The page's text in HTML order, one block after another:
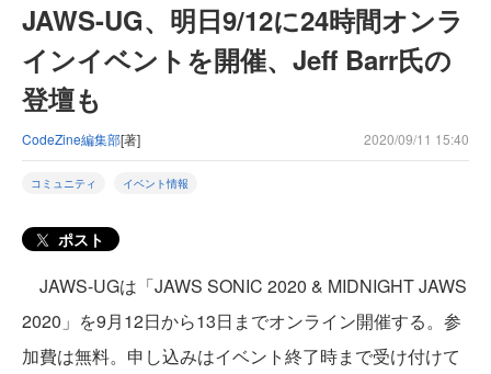
JAWS-UG、明日9/12に24時間オンラ
インイベントを開催、Jeff Barr氏の
登壇も
CodeZine編集部[著] 2020/09/11 15:40
コミュニティ イベント情報
ポスト
JAWS-UGは「JAWS SONIC 2020 & MIDNIGHT JAWS
2020」を9月12日から13日までオンライン開催する。参
加費は無料。申し込みはイベント終了時まで受け付けて